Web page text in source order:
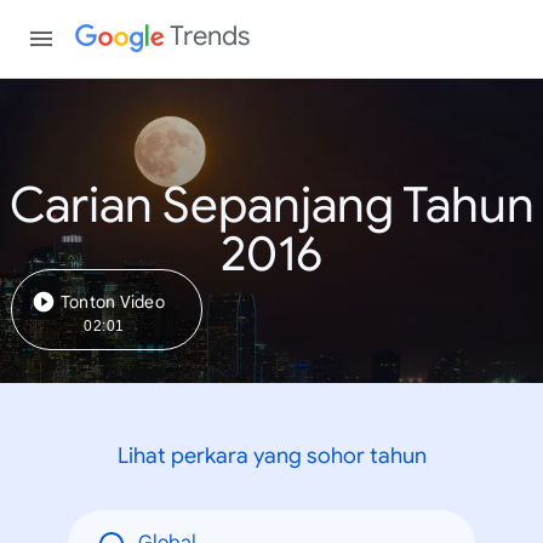
Trends
Carian Sepanjang Tahun
2016
Tonton Video
02:01
Lihat perkara yang sohor tahun